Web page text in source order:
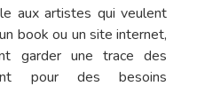
aux artistes qui veulent
book ou un site internet,
garder une trace des
pour des besoins